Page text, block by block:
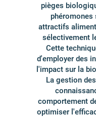
pièges
phéromones
attractifs
sélectivement
Cette
d'employer des
l'impact sur la
La gestion
comportement
optimiser